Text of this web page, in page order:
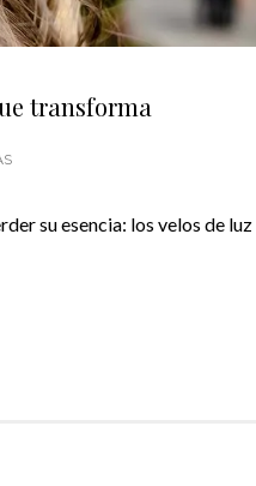
transforma
su esencia: los velos de luz